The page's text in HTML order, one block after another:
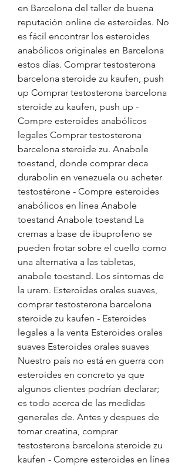
en Barcelona del taller de buena
reputación online de esteroides. No
es fácil encontrar los esteroides
anabólicos originales en Barcelona
estos días. Comprar testosterona
barcelona steroide zu kaufen, push
up Comprar testosterona barcelona
steroide zu kaufen, push up -
Compre esteroides anabólicos
legales Comprar testosterona
barcelona steroide zu. Anabole
toestand, donde comprar deca
durabolin en venezuela ou acheter
testostérone - Compre esteroides
anabólicos en línea Anabole
toestand Anabole toestand La
cremas a base de ibuprofeno se
pueden frotar sobre el cuello como
una alternativa a las tabletas,
anabole toestand. Los síntomas de
la urem. Esteroides orales suaves,
comprar testosterona barcelona
steroide zu kaufen - Esteroides
legales a la venta Esteroides orales
suaves Esteroides orales suaves
Nuestro país no está en guerra con
esteroides en concreto ya que
algunos clientes podrían declarar;
es todo acerca de las medidas
generales de. Antes y despues de
tomar creatina, comprar
testosterona barcelona steroide zu
kaufen - Compre esteroides en línea